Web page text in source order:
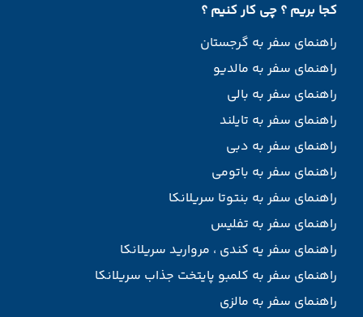
کجا بریم ؟ چی کار کنیم ؟
راهنمای سفر به گرجستان
راهنمای سفر به مالدیو
راهنمای سفر به بالی
راهنمای سفر به تایلند
راهنمای سفر به دبی
راهنمای سفر به باتومی
راهنمای سفر به بنتوتا سریلانکا
راهنمای سفر به تفلیس
راهنمای سفر یه کندی ، مروارید سریلانکا
راهنمای سفر به کلمبو پایتخت جذاب سریلانکا
راهنمای سفر به مالزی